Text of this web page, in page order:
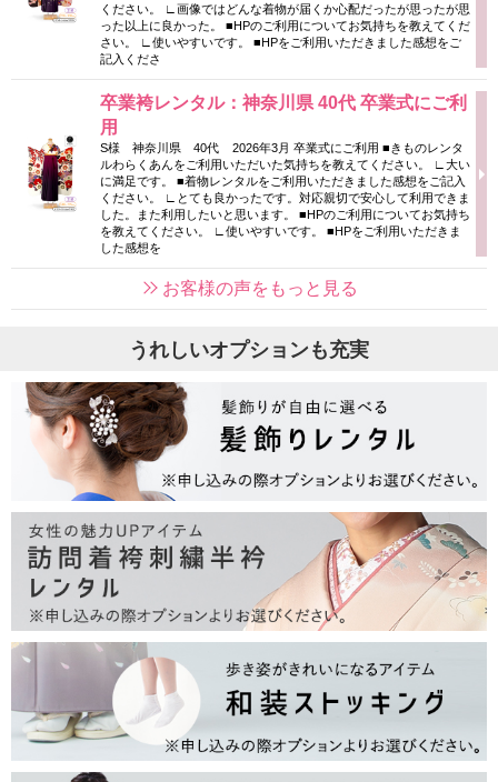
ください。 ∟画像ではどんな着物が届くか心配だったが思ったが思
った以上に良かった。 ■HPのご利用についてお気持ちを教えてくだ
さい。 ∟使いやすいです。 ■HPをご利用いただきました感想をご
記入くださ
卒業袴レンタル：神奈川県 40代 卒業式にご利
用
S様 神奈川県 40代 2026年3月 卒業式にご利用 ■きものレンタ
ルわらくあんをご利用いただいた気持ちを教えてください。 ∟大い
に満足です。 ■着物レンタルをご利用いただきました感想をご記入
ください。 ∟とても良かったです。対応親切で安心して利用できま
した。また利用したいと思います。 ■HPのご利用についてお気持ち
を教えてください。 ∟使いやすいです。 ■HPをご利用いただきま
した感想を
お客様の声をもっと見る
うれしいオプションも充実